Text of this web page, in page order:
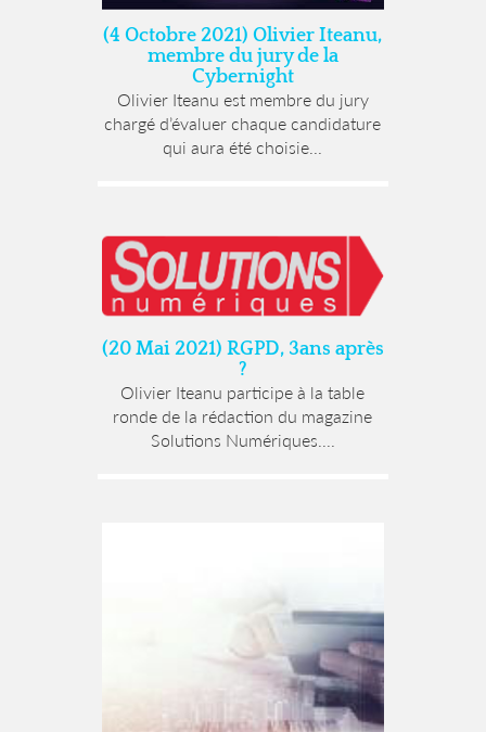
(4 Octobre 2021) Olivier Iteanu,
membre du jury de la
Cybernight
Olivier Iteanu est membre du jury
chargé d’évaluer chaque candidature
qui aura été choisie...
(20 Mai 2021) RGPD, 3ans après
?
Olivier Iteanu participe à la table
ronde de la rédaction du magazine
Solutions Numériques....